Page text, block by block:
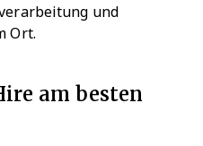
und
Ort.
am besten